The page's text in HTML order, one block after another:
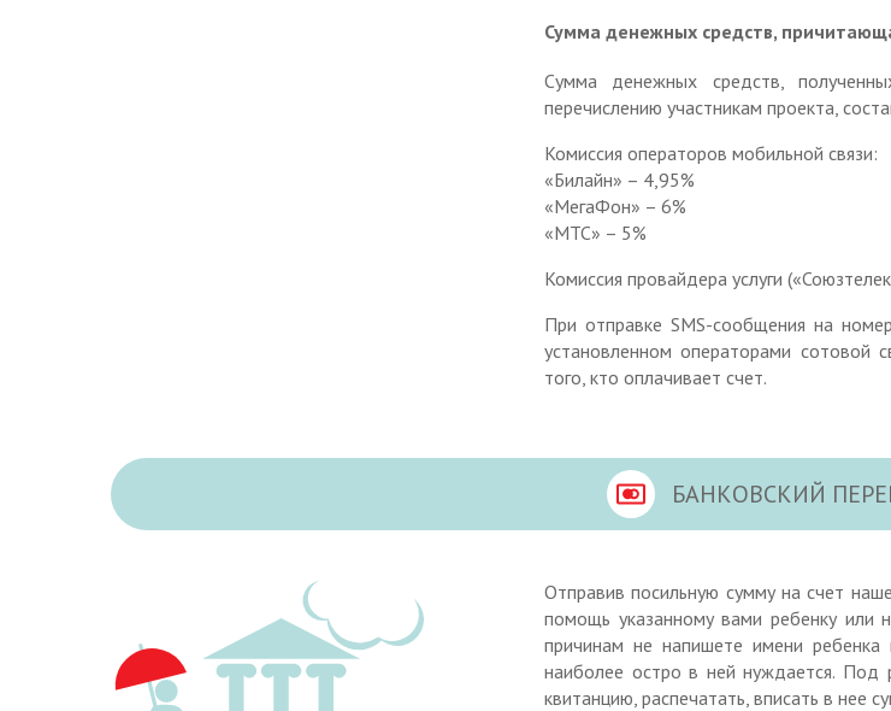
Сумма денежных средств,
Сумма денежных средств,
перечислению участникам проекта,
Комиссия операторов мобильной связи:
«Билайн» – 4,95%
«МегаФон» – 6%
«МТС» – 5%
Комиссия провайдера услуги
При отправке SMS-сообщения на
установленном операторами сотовой
того, кто оплачивает счет.
БАНКОВСКИЙ
Отправив посильную сумму на счет
помощь указанному вами ребенку или
причинам не напишете имени
наиболее остро в ней нуждается. Под
квитанцию, распечатать, вписать в нее